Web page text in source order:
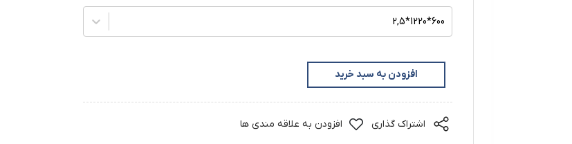
600*1220*2,5
افزودن به سبد خرید
اشتراک گذاری افزودن به علاقه مندی ها